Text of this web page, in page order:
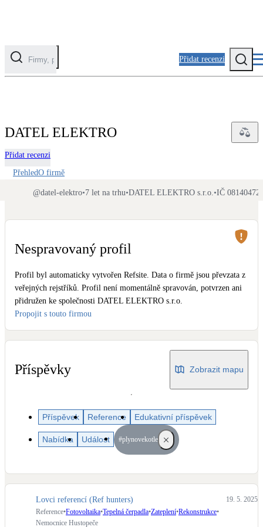
Přidat recenzi
Solární ohřev vody
Solární termický systém
Na přípravu teplé vody i přitápění
Větrání s rekuperací
Teplovzdušné vytápění
Okna / dveře
Balkonové sestavy
Rekonstrukce
DATEL ELEKTRO
Přidat recenzi
PřehledO firmě
@datel-elektro•7 let na trhu•DATEL ELEKTRO s.r.o.•IČ 08140472
Nespravovaný profil
Profil byl automaticky vytvořen Refsite. Data o firmě jsou převzata z
veřejných rejstříků. Profil není momentálně spravován, potvrzen ani
přidružen ke společnosti DATEL ELEKTRO s.r.o.
Propojit s touto firmou
Příspěvky Zobrazit mapu
Příspěvek Reference Edukativní příspěvek
Nabídka Událost #plynovekotle
Lovci referencí (Ref hunters)
19. 5. 2025
Reference•Fotovoltaika•Tepelná čerpadla•Zateplení•Rekonstrukce•
Nemocnice Hustopeče